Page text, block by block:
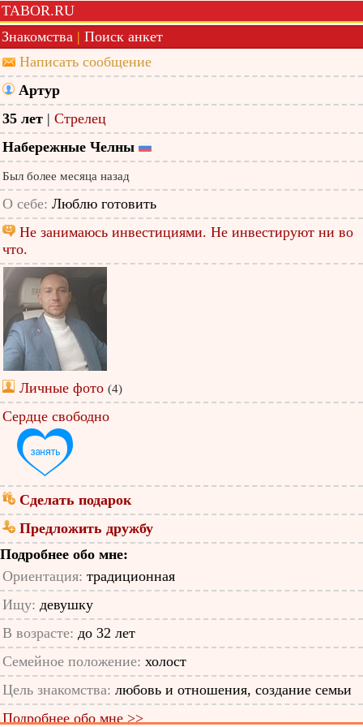
TABOR.RU
Знакомства | Поиск анкет
Написать сообщение
Артур
35 лет | Стрелец
Набережные Челны
Был более месяца назад
О себе: Люблю готовить
Не занимаюсь инвестициями. Не инвестируют ни во
что.
Личные фото (4)
Сердце свободно
Сделать подарок
Предложить дружбу
Подробнее обо мне:
Ориентация: традиционная
Ищу: девушку
В возрасте: до 32 лет
Семейное положение: холост
Цель знакомства: любовь и отношения, создание семьи
Подробнее обо мне >>